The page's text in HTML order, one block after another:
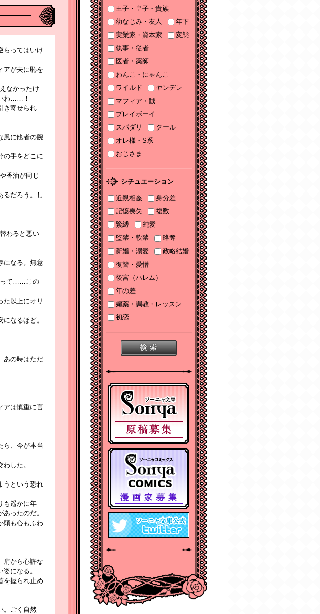
らってはいけ
アが夫に恥を
なかったけ
わ……！
き寄せられ
風に他者の腕
の手をどこに
香油が同じ
るだろう。し
わると悪い
になる。無意
って……この
以上にオリ
なるほど。
あの時はただ
アは慎重に言
ら、今が本当
した。
うという恐れ
も遥かに年
ったのだ。
頭も心もふわ
肩から心許な
になる。
を握られ止め
。ごく自然
2025/11/08
書泉2025年TLフェア
ソーニャ文庫・Sonya
コミックス参加♡
2025/11/06
2025年11月刊電子書籍
配信のお知らせ
2025/10/06
2025年10月刊電子書籍
配信のお知らせ
2025/09/03
2025年９月刊電子書籍
配信のお知らせ
2025/08/05
2025年８月刊電子書籍
2025/07/03
配信のお知らせ
2025/06/19
配信のお知らせ
2025/05/07
2025年５月刊電子書籍
配信のお知らせ
配信のお知らせ
2025年３月刊電子書籍
配信のお知らせ
2024/12/06
【Sonyaコミックス
電子書店配信開始】悪
人の恋１、みそっかす
王女の結婚事情１
2024/12/04
2024年12月刊電子書籍
配信のお知らせ
2024/10/29
【11月６日発売】
Sonyaコミックス『悪
人の恋1』『みそっかす
情報
2024/10/29
【11月上旬〜12月上
旬】Sonyaコミックス
４周年フェア特典情報
王子・皇子・貴族
幼なじみ・友人
年下
実業家・資本家
変態
執事・従者
医者・薬師
わんこ・にゃんこ
ワイルド
ヤンデレ
マフィア・賊
プレイボーイ
スパダリ
クール
オレ様・S系
おじさま
シチュエーション
近親相姦
身分差
記憶喪失
複数
緊縛
純愛
監禁・軟禁
略奪
新婚・溺愛
政略結婚
復讐・愛憎
後宮（ハレム）
年の差
媚薬・調教・レッスン
初恋